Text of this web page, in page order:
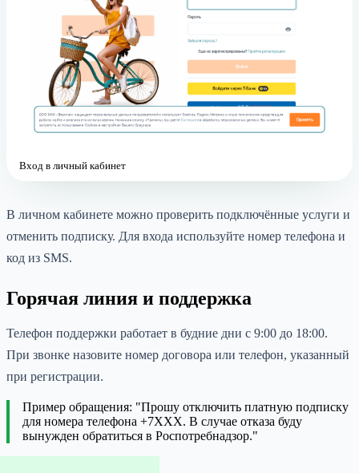
Вход в личный кабинет
В личном кабинете можно проверить подключённые услуги и
отменить подписку. Для входа используйте номер телефона и
код из SMS.
Горячая линия и поддержка
Телефон поддержки работает в будние дни с 9:00 до 18:00.
При звонке назовите номер договора или телефон, указанный
при регистрации.
Пример обращения: "Прошу отключить платную подписку
для номера телефона +7XXX. В случае отказа буду
вынужден обратиться в Роспотребнадзор."